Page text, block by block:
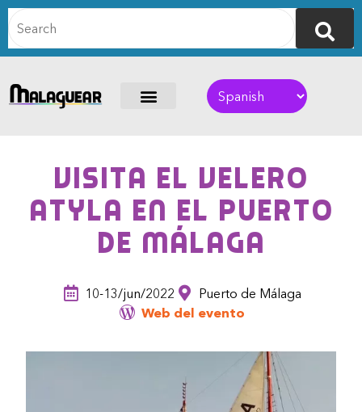
Visita el velero
Atyla en el Puerto
de Málaga
10-13/jun/2022
Puerto de Málaga
Web del evento